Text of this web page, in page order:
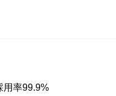
用率99.9%